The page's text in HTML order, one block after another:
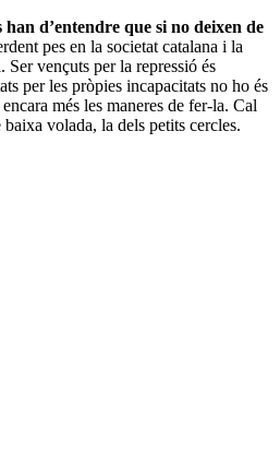
d’entendre que si no deixen de
pes en la societat catalana i la
vençuts per la repressió és
per les pròpies incapacitats no ho és
més les maneres de fer-la. Cal
volada, la dels petits cercles.